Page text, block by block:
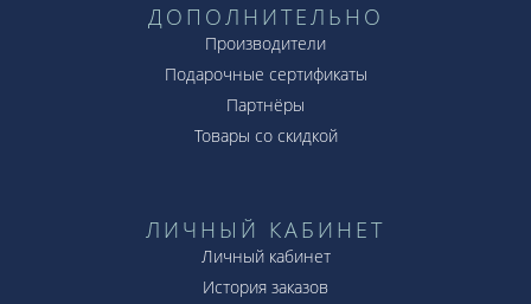
ДОПОЛНИТЕЛЬНО
Производители
Подарочные сертификаты
Партнёры
Товары со скидкой
ЛИЧНЫЙ КАБИНЕТ
Личный кабинет
История заказов